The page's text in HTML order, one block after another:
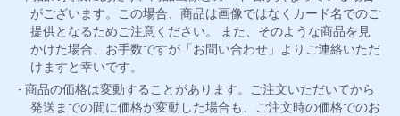
がございます。この場合、商品は画像ではなくカード名でのご
提供となるためご注意ください。 また、そのような商品を見
かけた場合、お手数ですが「お問い合わせ」よりご連絡いただ
けますと幸いです。
商品の価格は変動することがあります。ご注文いただいてから
発送までの間に価格が変動した場合も、ご注文時の価格でのお